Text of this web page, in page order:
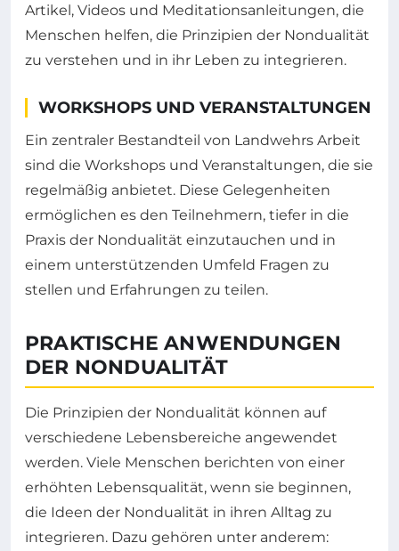
Artikel, Videos und Meditationsanleitungen, die
Menschen helfen, die Prinzipien der Nondualität
zu verstehen und in ihr Leben zu integrieren.
WORKSHOPS UND VERANSTALTUNGEN
Ein zentraler Bestandteil von Landwehrs Arbeit
sind die Workshops und Veranstaltungen, die sie
regelmäßig anbietet. Diese Gelegenheiten
ermöglichen es den Teilnehmern, tiefer in die
Praxis der Nondualität einzutauchen und in
einem unterstützenden Umfeld Fragen zu
stellen und Erfahrungen zu teilen.
PRAKTISCHE ANWENDUNGEN
DER NONDUALITÄT
Die Prinzipien der Nondualität können auf
verschiedene Lebensbereiche angewendet
werden. Viele Menschen berichten von einer
erhöhten Lebensqualität, wenn sie beginnen,
die Ideen der Nondualität in ihren Alltag zu
integrieren. Dazu gehören unter anderem: